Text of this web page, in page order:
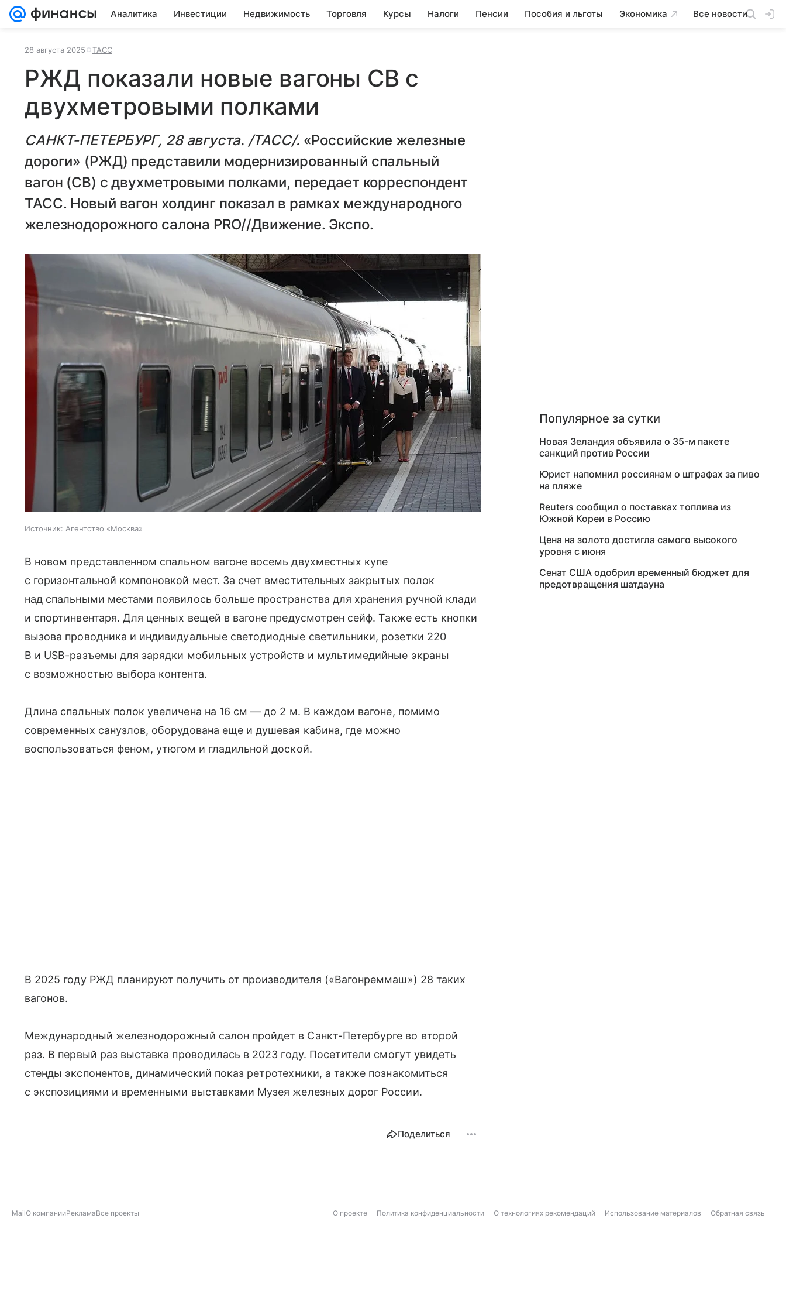
Аналитика Инвестиции Недвижимость Торговля Курсы Налоги Пенсии Пособия и льготы Экономика Все новости
28 августа 2025 ТАСС
РЖД показали новые вагоны СВ с
двухметровыми полками
САНКТ-ПЕТЕРБУРГ, 28 августа. /ТАСС/. «Российские железные
дороги» (РЖД) представили модернизированный спальный
вагон (СВ) с двухметровыми полками, передает корреспондент
ТАСС. Новый вагон холдинг показал в рамках международного
железнодорожного салона PRO//Движение. Экспо.
Источник: Агентство «Москва»
В новом представленном спальном вагоне восемь двухместных купе
с горизонтальной компоновкой мест. За счет вместительных закрытых полок
над спальными местами появилось больше пространства для хранения ручной клади
и спортинвентаря. Для ценных вещей в вагоне предусмотрен сейф. Также есть кнопки
вызова проводника и индивидуальные светодиодные светильники, розетки 220
В и USB-разъемы для зарядки мобильных устройств и мультимедийные экраны
с возможностью выбора контента.
Длина спальных полок увеличена на 16 см — до 2 м. В каждом вагоне, помимо
современных санузлов, оборудована еще и душевая кабина, где можно
воспользоваться феном, утюгом и гладильной доской.
В 2025 году РЖД планируют получить от производителя («Вагонреммаш») 28 таких
вагонов.
Международный железнодорожный салон пройдет в Санкт-Петербурге во второй
раз. В первый раз выставка проводилась в 2023 году. Посетители смогут увидеть
стенды экспонентов, динамический показ ретротехники, а также познакомиться
с экспозициями и временными выставками Музея железных дорог России.
Поделиться
Популярное за сутки
Новая Зеландия объявила о 35-м пакете
санкций против России
Юрист напомнил россиянам о штрафах за пиво
на пляже
Reuters сообщил о поставках топлива из
Южной Кореи в Россию
Цена на золото достигла самого высокого
уровня с июня
Сенат США одобрил временный бюджет для
предотвращения шатдауна
MailО компанииРекламаВсе проекты О проекте Политика конфиденциальности О технологиях рекомендаций Использование материалов Обратная связь